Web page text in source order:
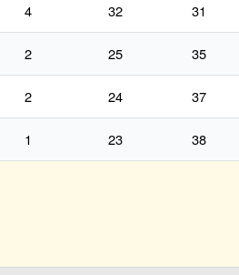
4 32 31
2 25 35
2 24 37
1 23 38